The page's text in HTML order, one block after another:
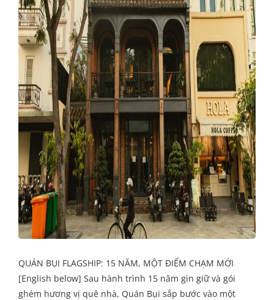
QUÁN BỤI FLAGSHIP: 15 NĂM, MỘT ĐIỂM CHẠM MỚI
[English below] Sau hành trình 15 năm gìn giữ và gói
ghém hương vị quê nhà, Quán Bụi sắp bước vào một